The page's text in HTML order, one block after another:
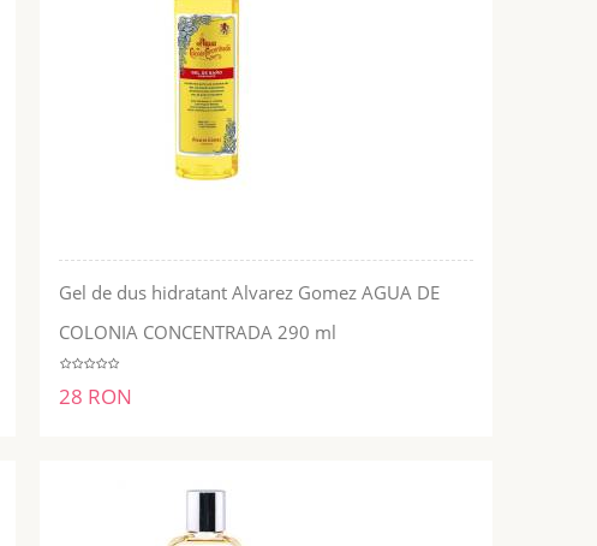
Gel de dus hidratant Alvarez Gomez AGUA DE
COLONIA CONCENTRADA 290 ml
28 RON
ADĂUGĂ ÎN COŞ